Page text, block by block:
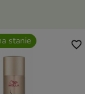
stanie favorite_border